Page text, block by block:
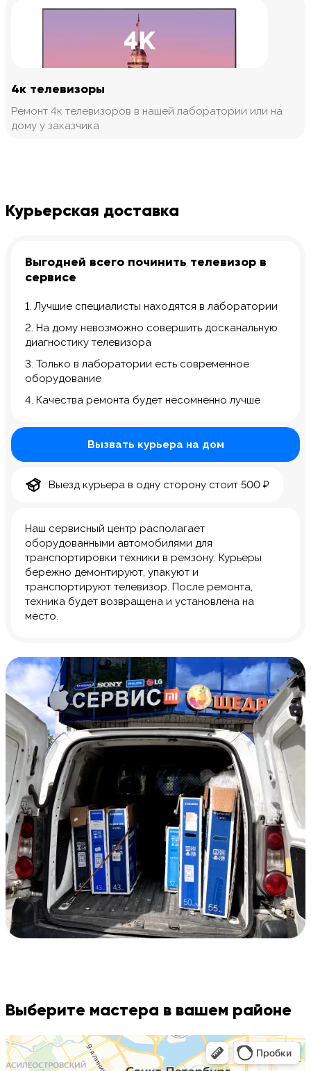
4к телевизоры
Ремонт 4к телевизоров в нашей лаборатории или на
дому у заказчика
Курьерская доставка
Выгодней всего починить телевизор в
сервисе
1. Лучшие специалисты находятся в лаборатории
2. На дому невозможно совершить досканальную
диагностику телевизора
3. Только в лаборатории есть современное
оборудование
4. Качества ремонта будет несомненно лучше
Наш сервисный центр располагает
оборудованными автомобилями для
транспортировки техники в ремзону. Курьеры
бережно демонтируют, упакуют и
транспортируют телевизор. После ремонта,
техника будет возвращена и установлена на
место.
Вызвать курьера на дом
Выезд курьера в одну сторону стоит 500 ₽
Выберите мастера в вашем районе